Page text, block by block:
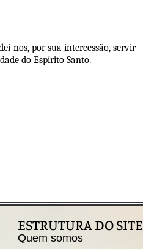
nos, por sua intercessão, servir
do Espírito Santo.
ESTRUTURA DO SITE
Quem somos